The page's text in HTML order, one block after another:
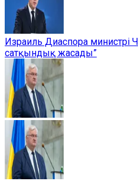
Израиль Диаспора министрі
сатқындық жасады”